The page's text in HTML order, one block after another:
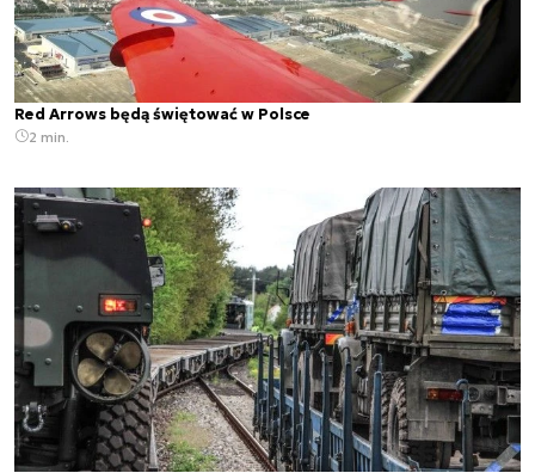
Red Arrows będą świętować w Polsce
2 min.